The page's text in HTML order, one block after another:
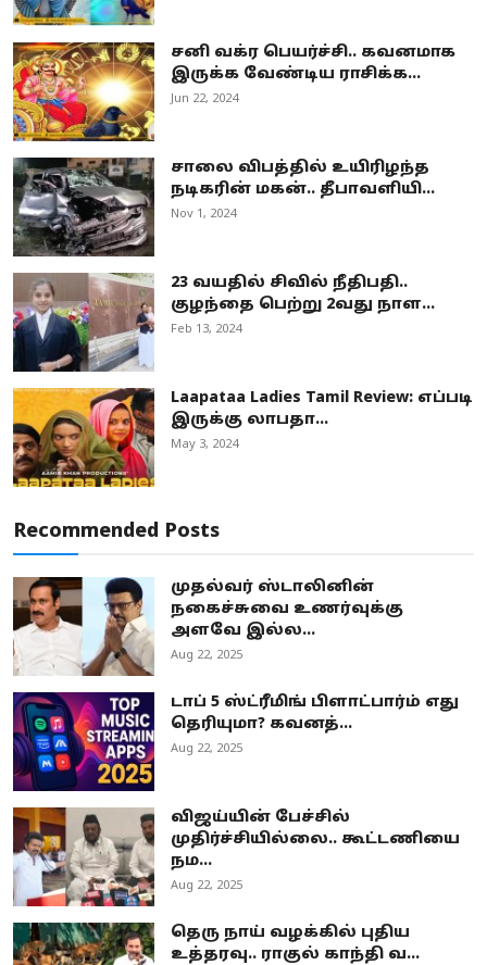
சனி வக்ர பெயர்ச்சி.. கவனமாக
இருக்க வேண்டிய ராசிக்க...
Jun 22, 2024
சாலை விபத்தில் உயிரிழந்த
நடிகரின் மகன்.. தீபாவளியி...
Nov 1, 2024
23 வயதில் சிவில் நீதிபதி..
குழந்தை பெற்று 2வது நாள...
Feb 13, 2024
Laapataa Ladies Tamil Review: எப்படி
இருக்கு லாபதா...
May 3, 2024
Recommended Posts
முதல்வர் ஸ்டாலினின்
நகைச்சுவை உணர்வுக்கு
அளவே இல்ல...
Aug 22, 2025
டாப் 5 ஸ்ட்ரீமிங் பிளாட்பார்ம் எது
தெரியுமா? கவனத்...
Aug 22, 2025
விஜய்யின் பேச்சில்
முதிர்ச்சியில்லை.. கூட்டணியை
நம...
Aug 22, 2025
தெரு நாய் வழக்கில் புதிய
உத்தரவு.. ராகுல் காந்தி வ...